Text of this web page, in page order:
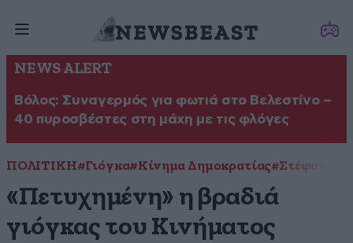
NEWS ALERT
Βόλος: Συναγερμός για φωτιά στο Βελεστίνο –
40 πυροσβέστες στη μάχη με τις φλόγες
ΠΟΛΙΤΙΚΗ#Γιόγκα#Κίνημα Δημοκρατίας#Στέφανος
«Πετυχημένη» η βραδιά
γιόγκας του Κινήματος